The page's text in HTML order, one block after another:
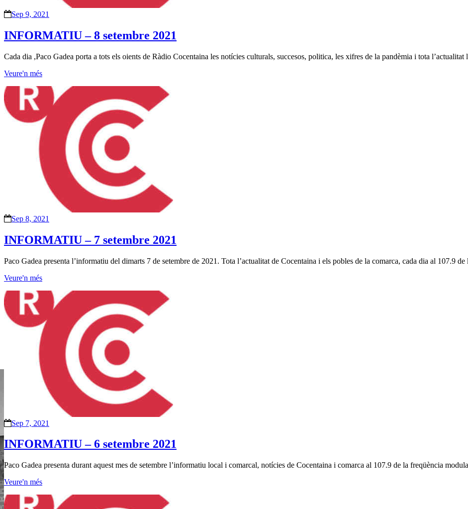
Sep 9, 2021
INFORMATIU – 8 setembre 2021
Cada dia ,Paco Gadea porta a tots els oients de Ràdio Cocentaina les notícies culturals, succesos, politica, les xifres de la pandèmia i tota
Veure'n més
Sep 8, 2021
INFORMATIU – 7 setembre 2021
Paco Gadea presenta l’informatiu del dimarts 7 de setembre de 2021. Tota l’actualitat de Cocentaina i els pobles de la comarca, cada dia al 107.9
Veure'n més
Sep 7, 2021
INFORMATIU – 6 setembre 2021
Paco Gadea presenta durant aquest mes de setembre l’informatiu local i comarcal, notícies de Cocentaina i comarca al 107.9 de la freqüència
Veure'n més